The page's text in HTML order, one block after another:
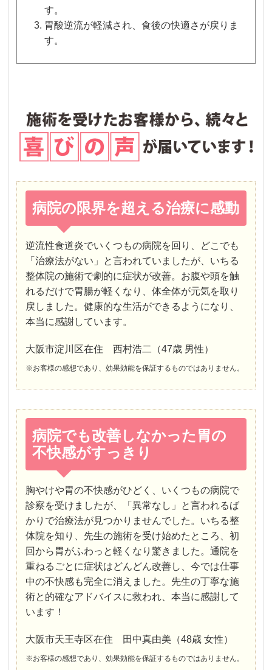
す。
胃酸逆流が軽減され、食後の快適さが戻りま
す。
病院の限界を超える治療に感動
逆流性食道炎でいくつもの病院を回り、どこでも
「治療法がない」と言われていましたが、いちる
整体院の施術で劇的に症状が改善。お腹や頭を触
れるだけで胃腸が軽くなり、体全体が元気を取り
戻しました。健康的な生活ができるようになり、
本当に感謝しています。
大阪市淀川区在住 西村浩二（47歳 男性）
※お客様の感想であり、効果効能を保証するものではありません。
病院でも改善しなかった胃の
不快感がすっきり
胸やけや胃の不快感がひどく、いくつもの病院で
診察を受けましたが、「異常なし」と言われるば
かりで治療法が見つかりませんでした。いちる整
体院を知り、先生の施術を受け始めたところ、初
回から胃がふわっと軽くなり驚きました。通院を
重ねるごとに症状はどんどん改善し、今では仕事
中の不快感も完全に消えました。先生の丁寧な施
術と的確なアドバイスに救われ、本当に感謝して
います！
大阪市天王寺区在住 田中真由美（48歳 女性）
※お客様の感想であり、効果効能を保証するものではありません。